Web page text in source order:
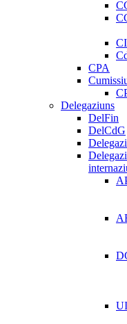
CPA
Delegaziuns
DelFin
DelCdG